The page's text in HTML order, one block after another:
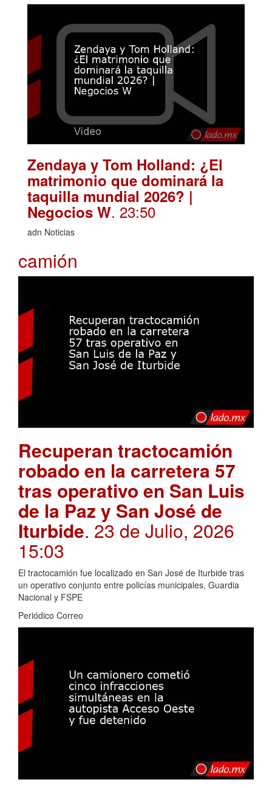
Zendaya y Tom Holland: ¿El
matrimonio que dominará la
taquilla mundial 2026? |
Negocios W. 23:50
adn Noticias
camión
Recuperan tractocamión
robado en la carretera 57
tras operativo en San Luis
de la Paz y San José de
Iturbide. 23 de Julio, 2026
15:03
El tractocamión fue localizado en San José de Iturbide tras
un operativo conjunto entre policías municipales, Guardia
Nacional y FSPE
Periódico Correo